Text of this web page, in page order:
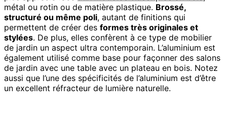
métal ou rotin ou de matière plastique. Brossé,
structuré ou même poli, autant de finitions qui
permettent de créer des formes très originales et
stylées. De plus, elles confèrent à ce type de mobilier
de jardin un aspect ultra contemporain. L’aluminium est
également utilisé comme base pour façonner des salons
de jardin avec une table avec un plateau en bois. Notez
aussi que l’une des spécificités de l’aluminium est d’être
un excellent réfracteur de lumière naturelle.